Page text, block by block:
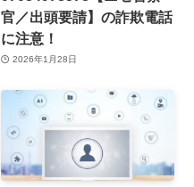
官／出頭要請】の詐欺電話
に注意！
2026年1月28日